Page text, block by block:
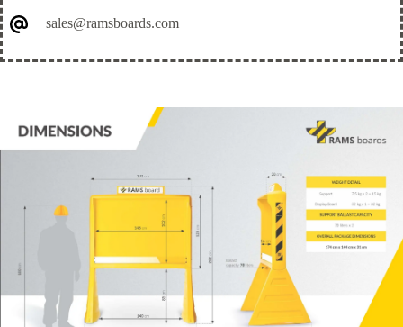
sales@ramsboards.com